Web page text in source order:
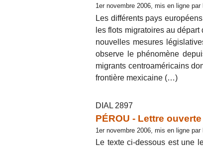
1er novembre 2006, mis en ligne par
Les différents pays
les flots migratoires au
nouvelles mesures
observe le phénomène
migrants centroaméricains
frontière mexicaine (…)
DIAL 2897
PÉROU - Lettre
1er novembre 2006, mis en ligne par
Le texte ci-dessous est une